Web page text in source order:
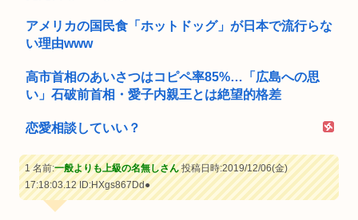
アメリカの国民食「ホットドッグ」が日本で流行らな
い理由www
高市首相のあいさつはコピペ率85%…「広島への思
い」石破前首相・愛子内親王とは絶望的格差
恋愛相談していい？
1 名前:一般よりも上級の名無しさん投稿日時:2019/12/06(金)
17:18:03.12ID:HXgs867Dd●